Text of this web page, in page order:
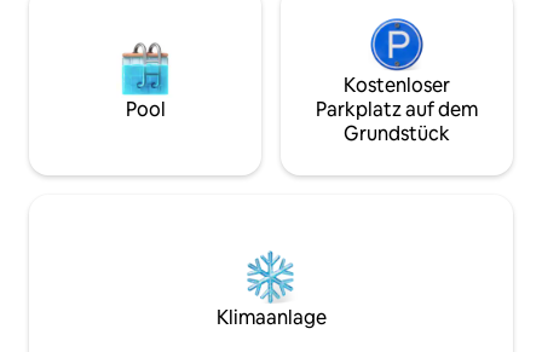
Pool
Kostenloser
Parkplatz auf dem
Grundstück
Klimaanlage